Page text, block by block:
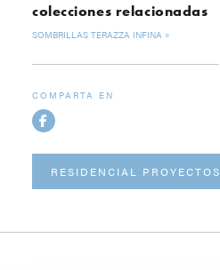
colecciones relacionadas
SOMBRILLAS TERAZZA INFINA
COMPARTA EN
RESIDENCIAL PROYECTOS